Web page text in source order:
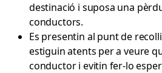
destinació i suposa una
conductors.
Es presentin al punt de
estiguin atents per a veure
conductor i evitin fer-lo